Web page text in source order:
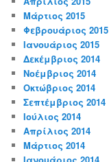
Μάρτιος 2015
Φεβρουάριος 2015
Ιανουάριος 2015
Δεκέμβριος 2014
Νοέμβριος 2014
Οκτώβριος 2014
Σεπτέμβριος 2014
Ιούλιος 2014
Απρίλιος 2014
Μάρτιος 2014